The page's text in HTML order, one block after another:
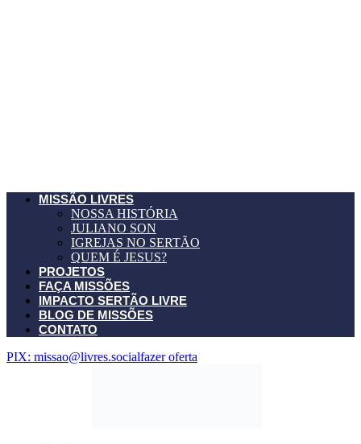
MISSÃO LIVRES
NOSSA HISTÓRIA
JULIANO SON
IGREJAS NO SERTÃO
QUEM É JESUS?
PROJETOS
FAÇA MISSÕES
IMPACTO SERTÃO LIVRE
BLOG DE MISSÕES
CONTATO
PIX: missao@livres.socialfazer oferta